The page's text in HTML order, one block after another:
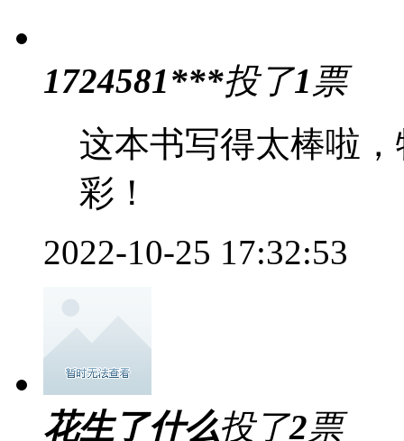
1724581***投了1票
这本书写得太棒啦
彩！
2022-10-25 17:32:53
花生了什么投了2票